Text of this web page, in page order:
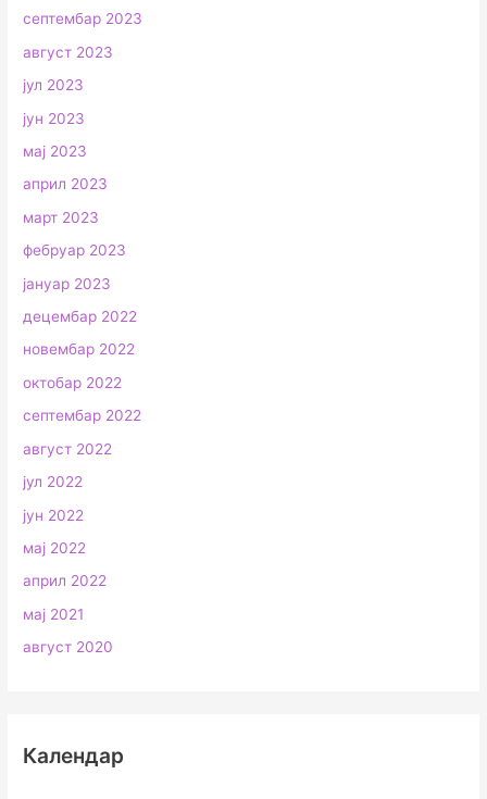
септембар 2023
август 2023
јул 2023
јун 2023
мај 2023
април 2023
март 2023
фебруар 2023
јануар 2023
децембар 2022
новембар 2022
октобар 2022
септембар 2022
август 2022
јул 2022
јун 2022
мај 2022
април 2022
мај 2021
август 2020
Календар